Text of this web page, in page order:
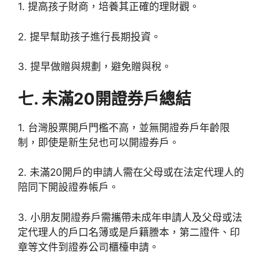
1. 提高孩子財商，培養其正確的理財觀。
2. 提早幫助孩子進行長期投資。
3. 提早做贈與規劃，避免贈與稅。
七. 未滿20開證券戶總結
1. 台灣股票開戶門檻不高，並無開證券戶年齡限
制，即使是新生兒也可以開證券戶。
2. 未滿20開戶的申請人需在父母或在法定代理人的
陪同下開設證券帳戶。
3. 小朋友開證券戶需攜帶未成年申請人及父母或法
定代理人的戶口名簿或是戶籍謄本，第二證件、印
章等文件到證券公司櫃檯申請。